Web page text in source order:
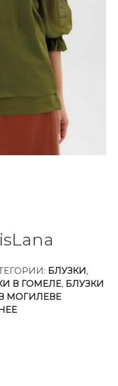
БЛУЗКИ,
В ГОМЕЛЕ, БЛУЗКИ
МОГИЛЕВЕ